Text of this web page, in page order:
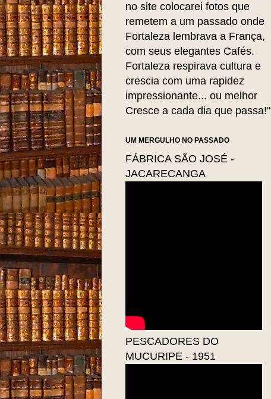
no site colocarei fotos que
remetem a um passado onde
Fortaleza lembrava a França,
com seus elegantes Cafés.
Fortaleza respirava cultura e
crescia com uma rapidez
impressionante... ou melhor
Cresce a cada dia que passa!"
UM MERGULHO NO PASSADO
FÁBRICA SÃO JOSÉ -
JACARECANGA
PESCADORES DO
MUCURIPE - 1951